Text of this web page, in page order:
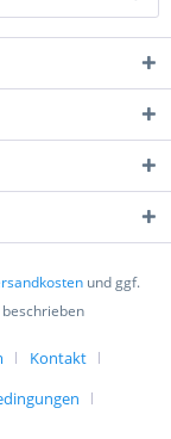
und ggf.
Kontakt